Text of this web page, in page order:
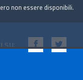
su:
non essere disponibili.